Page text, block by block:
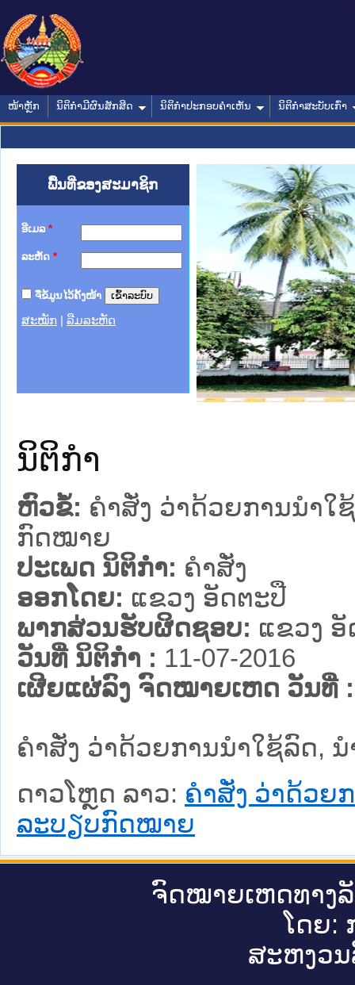
ໜ້າຫຼັກ ນິຕິກໍາມີຜົນສັກສິດ ນິຕິກໍາປະກອບຄໍາເຫັນ ນິຕິກໍາສະບັບເກົ່າ
ພື້ນທີ່ຂອງສະມາຊິກ
ອີເມລ *
ລະຫັດ *
ຈື່ຂໍ້ມູນໄວ້ຄັ້ງໜ້າ
ສະໝັກ ລືມລະຫັດ
ຊາຊົນ ພາກເໜືອ
ການ
ກາງ
ກໃຕ້
ນຕຳຫຼວດປະຊາຊົນ
ສັນຕິບານປະຊາຊົນ
ກເໜືອ
ຊາຊົນ ພາກກາງ
ນິຕິກໍາ
ຫົວຂໍ້: ຄຳສັ່ງ ວ່າດ້ວຍການນຳ
ກົດໝາຍ
ປະເພດ ນິຕິກໍາ: ຄໍາສັ່ງ
ອອກໂດຍ: ແຂວງ ອັດຕະປື
ພາກສ່ວນຮັບຜິດຊອບ: ແຂວງ
ວັນທີ່ ນິຕິກໍາ : 11-07-2016
ເຜີຍແຜ່ລົງ ຈົດໝາຍເຫດ ວັນທີ່ :
ຄຳສັ່ງ ວ່າດ້ວຍການນຳໃຊ້ລົດ,
ດາວໂຫຼດ ລາວ: ຄຳສັ່ງ ວ່າດ້ວຍ
ລະບຽບກົດໝາຍ
ຈົດ​ໝາຍ​ເຫດ​ທາງ​
ໂດຍ:
ສະ​ຫງວນ​